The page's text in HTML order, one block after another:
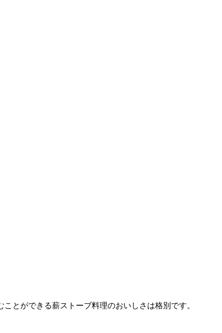
とができる薪ストーブ料理のおいしさは格別です。